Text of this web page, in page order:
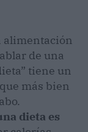
alimentación
de una
tiene un
más bien
dieta es